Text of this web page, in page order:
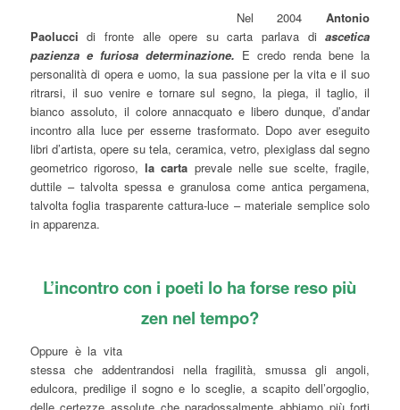
Nel 2004Antonio
Paolucci di fronte alle opere su carta parlava diascetica
pazienza e furiosa determinazione. E credo renda bene la
personalità di opera e uomo, la sua passione per la vita e il suo
ritrarsi, il suo venire e tornare sul segno, la piega, il taglio, il
bianco assoluto, il colore annacquato e libero dunque, d’andar
incontro alla luce per esserne trasformato. Dopo aver eseguito
libri d’artista, opere su tela, ceramica, vetro, plexiglass dal segno
geometrico rigoroso, la carta prevale nelle sue scelte, fragile,
duttile – talvolta spessa e granulosa come antica pergamena,
talvolta foglia trasparente cattura-luce – materiale semplice solo
in apparenza.
L’incontro con i poeti lo ha forse reso più
zen nel tempo?
Oppure è la vita
stessa che addentrandosi nella fragilità, smussa gli angoli,
edulcora, predilige il sogno e lo sceglie, a scapito dell’orgoglio,